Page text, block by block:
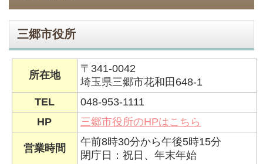
三郷市役所
所在地
〒341-0042
埼玉県三郷市花和田648-1
TEL
048-953-1111
HP
三郷市役所のHPはこちら
営業時間
午前8時30分から午後5時15分
閉庁日：祝日、年末年始